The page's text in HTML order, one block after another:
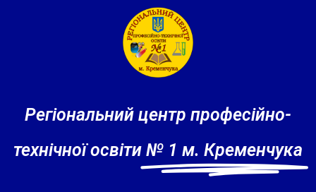
Регіональний центр професійно-
технічної освіти № 1 м. Кременчука